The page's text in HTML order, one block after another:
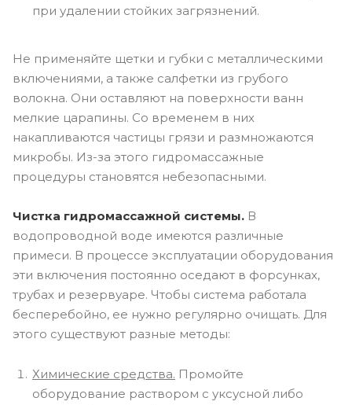
при удалении стойких загрязнений.
Не применяйте щетки и губки с металлическими
включениями, а также салфетки из грубого
волокна. Они оставляют на поверхности ванн
мелкие царапины. Со временем в них
накапливаются частицы грязи и размножаются
микробы. Из-за этого гидромассажные
процедуры становятся небезопасными.
Чистка гидромассажной системы. В
водопроводной воде имеются различные
примеси. В процессе эксплуатации оборудования
эти включения постоянно оседают в форсунках,
трубах и резервуаре. Чтобы система работала
бесперебойно, ее нужно регулярно очищать. Для
этого существуют разные методы:
Химические средства. Промойте
оборудование раствором с уксусной либо